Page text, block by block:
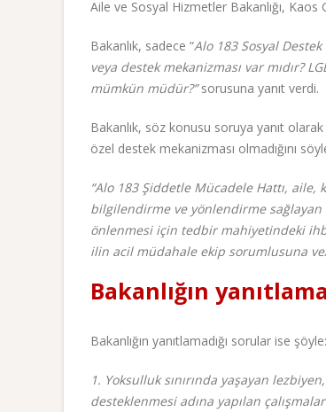
Aile ve Sosyal Hizmetler Bakanlığı, Kaos
Bakanlık, sadece “Alo 183 Sosyal
veya destek mekanizması var mıdır?
mümkün müdür?”sorusuna yanıt verdi.
Bakanlık, söz konusu soruya yanıt
özel destek mekanizması olmadığını
“Alo 183 Şiddetle Mücadele Hattı, aile,
bilgilendirme ve yönlendirme sağlayan
önlenmesi için tedbir mahiyetindeki
ilin acil müdahale ekip sorumlusuna
Bakanlığın
Bakanlığın yanıtlamadığı sorular ise şöyle:
1. Yoksulluk sınırında yaşayan
desteklenmesi adına yapılan